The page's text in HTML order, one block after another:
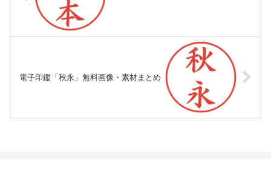
電子印鑑「秋永」無料画像・素材まとめ